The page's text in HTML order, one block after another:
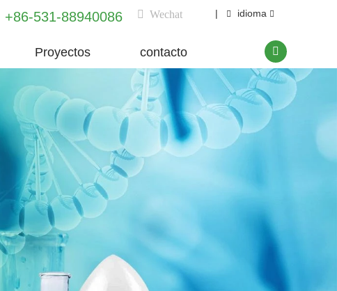
+86-531-88940086 Wechat | idioma
Proyectos contacto